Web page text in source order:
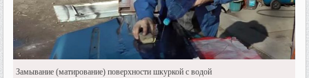
Замывание (матирование) поверхности шкуркой с водой